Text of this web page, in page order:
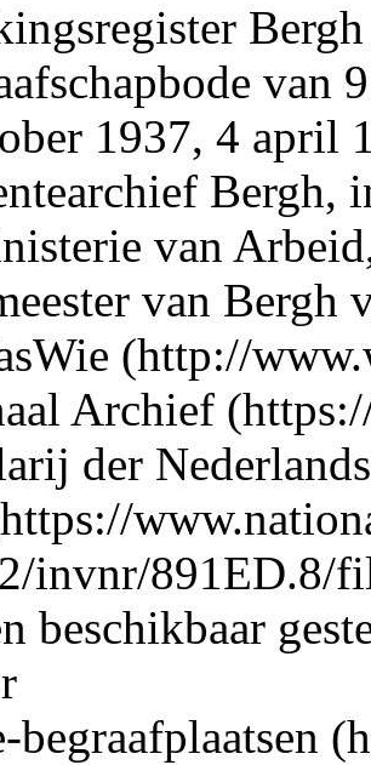
Bergh
van
1937, 4 april
Bergh,
van
van Bergh
Archief
der
beschikbaar
begraafplaatsen